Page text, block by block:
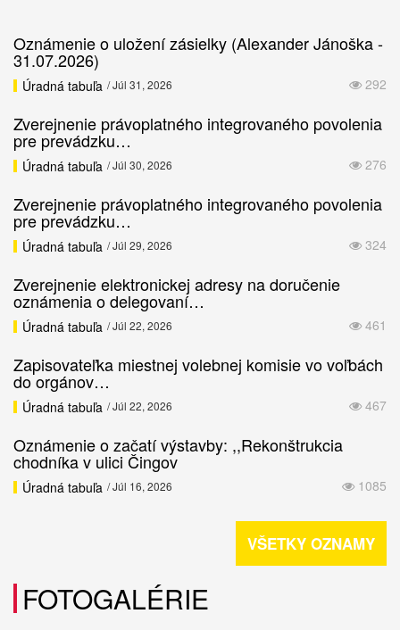
Oznámenie o uložení zásielky (Alexander Jánoška -
31.07.2026)
292
Úradná tabuľa / Júl 31, 2026
Zverejnenie právoplatného integrovaného povolenia
pre prevádzku…
276
Úradná tabuľa / Júl 30, 2026
Zverejnenie právoplatného integrovaného povolenia
pre prevádzku…
324
Úradná tabuľa / Júl 29, 2026
Zverejnenie elektronickej adresy na doručenie
oznámenia o delegovaní…
461
Úradná tabuľa / Júl 22, 2026
Zapisovateľka miestnej volebnej komisie vo voľbách
do orgánov…
467
Úradná tabuľa / Júl 22, 2026
Oznámenie o začatí výstavby: ,,Rekonštrukcia
chodníka v ulici Čingov
1085
Úradná tabuľa / Júl 16, 2026
VŠETKY OZNAMY
FOTOGALÉRIE